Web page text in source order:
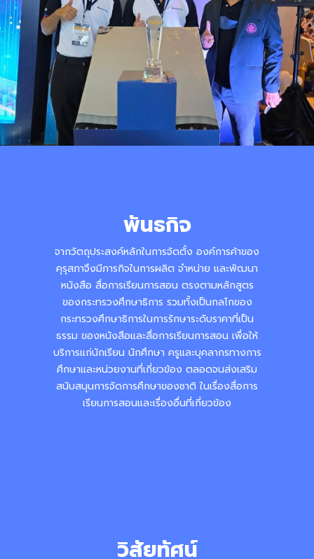
พันธกิจ
จากวัตถุประสงค์หลักในการจัดตั้ง องค์การค้าของ
คุรุสภาจึงมีภารกิจในการผลิต จำหน่าย และพัฒนา
หนังสือ สื่อการเรียนการสอน ตรงตามหลักสูตร
ของกระทรวงศึกษาธิการ รวมทั้งเป็นกลไกของ
กระทรวงศึกษาธิการในการรักษาระดับราคาที่เป็น
ธรรม ของหนังสือและสื่อการเรียนการสอน เพื่อให้
บริการแก่นักเรียน นักศึกษา ครูและบุคลากรทางการ
ศึกษาและหน่วยงานที่เกี่ยวข้อง ตลอดจนส่งเสริม
สนับสนุนการจัดการศึกษาของชาติ ในเรื่องสื่อการ
เรียนการสอนและเรื่องอื่นที่เกี่ยวข้อง
วิสัยทัศน์